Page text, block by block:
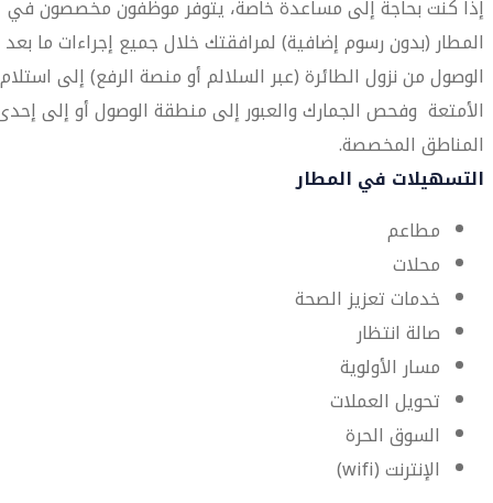
إذا كنت بحاجة إلى مساعدة خاصة، يتوفر موظفون مخصصون في
المطار (بدون رسوم إضافية) لمرافقتك خلال جميع إجراءات ما بعد
الوصول من نزول الطائرة (عبر السلالم أو منصة الرفع) إلى استلام
الأمتعة وفحص الجمارك والعبور إلى منطقة الوصول أو إلى
المناطق المخصصة.
التسهيلات في المطار
مطاعم
محلات
خدمات تعزيز الصحة
صالة انتظار
مسار الأولوية
تحويل العملات
السوق الحرة
الإنترنت (wifi)